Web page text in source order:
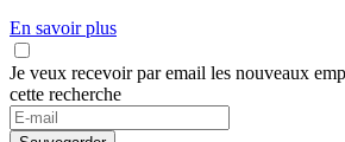
En savoir plus
Je veux recevoir par email les nouveaux
cette recherche
If
you